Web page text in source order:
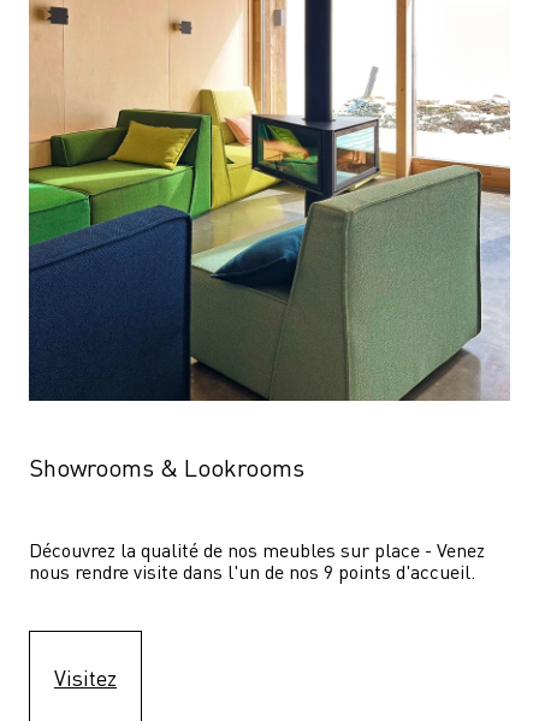
Showrooms & Lookrooms
Découvrez la qualité de nos meubles sur place - Venez
nous rendre visite dans l'un de nos 9 points d'accueil.
Visitez